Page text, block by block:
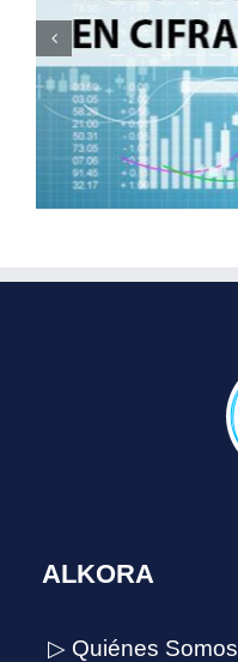
ALKORA
▷ Quiénes Somos